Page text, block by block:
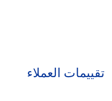
تقييمات العملاء